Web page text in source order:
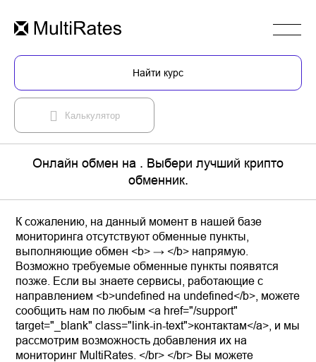
Найти курс
Калькулятор
Онлайн обмен на . Выбери лучший крипто
обменник.
К сожалению, на данный момент в нашей базе
мониторинга отсутствуют обменные пункты,
выполняющие обмен <b> → </b> напрямую.
Возможно требуемые обменные пункты появятся
позже. Если вы знаете сервисы, работающие с
направлением <b>undefined на undefined</b>, можете
сообщить нам по любым <a href="/support"
target="_blank" class="link-in-text">контактам</a>, и мы
рассмотрим возможность добавления их на
мониторинг MultiRates. </br> </br> Вы можете